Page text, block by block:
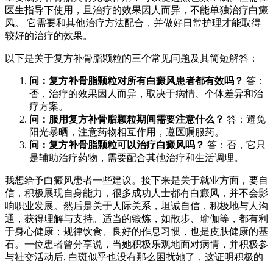
医生指导下使用，且治疗的效果因人而异，不能单独治疗白癜
风。 它需要和其他治疗方法配合，并做好日常护理才能取得
较好的治疗的效果。
以下是关于复方补骨脂颗粒的三个常见问题及其简短解答：
问：复方补骨脂颗粒对所有白癜风患者都有效吗？ 答：
否，治疗的效果因人而异，取决于病情、个体差异和治
疗方案。
问：服用复方补骨脂颗粒期间需要注意什么？ 答：避免
阳光暴晒，注意药物相互作用，遵医嘱服药。
问：复方补骨脂颗粒可以治疗白癜风吗？ 答：否，它只
是辅助治疗药物，需要配合其他治疗和生活调理。
我想给予白癜风患者一些建议。接下来是关于就业方面，要自
信，积极展现自身能力，很多成功人士都有白癜风，并不会影
响职业发展。然后是关于人际关系，坦诚自信，积极地与人沟
通，获得理解与支持。适当的锻炼，如散步、瑜伽等，都有利
于身心健康；规律饮食、良好的作息习惯，也是皮肤健康的基
石。一位患者曾分享说，当她积极乐观地面对病情，并积极参
与社交活动后, 白斑似乎也没有那么困扰她了，这证明积极的